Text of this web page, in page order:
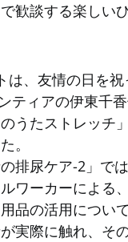
歓談する楽しい
は、友情の日を
ティアの伊東千
うたストレッチ
。
排尿ケア-2」で
ワーカーによる
品の活用につい
実際に触れ、そ